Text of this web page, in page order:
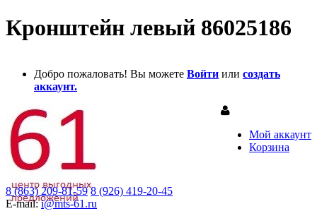
Кронштейн левый 86025186
Добро пожаловать! Вы можете Войти или создать
аккаунт.
Мой аккаунт
Корзина
8 (863) 209-81-59 8 (926) 419-20-45
E-mail:i@mts-61.ru